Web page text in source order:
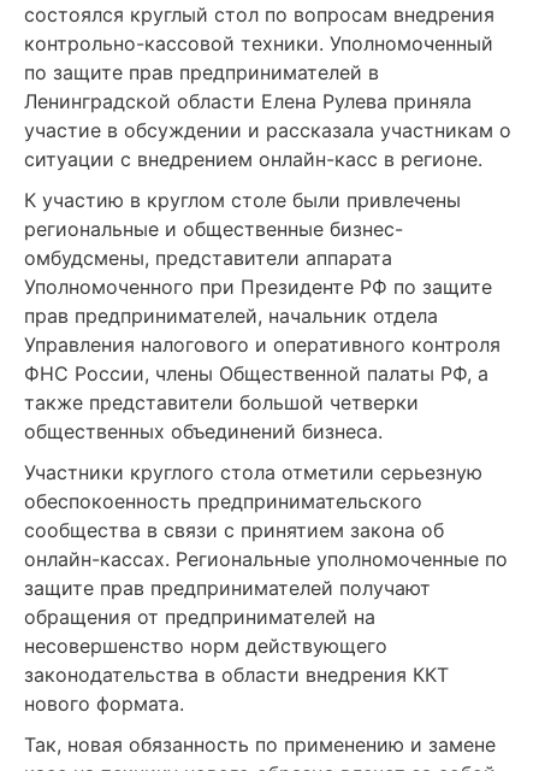
состоялся круглый стол по вопросам внедрения
контрольно-кассовой техники. Уполномоченный
по защите прав предпринимателей в
Ленинградской области Елена Рулева приняла
участие в обсуждении и рассказала участникам о
ситуации с внедрением онлайн-касс в регионе.
К участию в круглом столе были привлечены
региональные и общественные бизнес-
омбудсмены, представители аппарата
Уполномоченного при Президенте РФ по защите
прав предпринимателей, начальник отдела
Управления налогового и оперативного контроля
ФНС России, члены Общественной палаты РФ, а
также представители большой четверки
общественных объединений бизнеса.
Участники круглого стола отметили серьезную
обеспокоенность предпринимательского
сообщества в связи с принятием закона об
онлайн-кассах. Региональные уполномоченные по
защите прав предпринимателей получают
обращения от предпринимателей на
несовершенство норм действующего
законодательства в области внедрения ККТ
нового формата.
Так, новая обязанность по применению и замене